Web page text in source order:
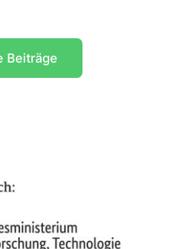
Beiträge